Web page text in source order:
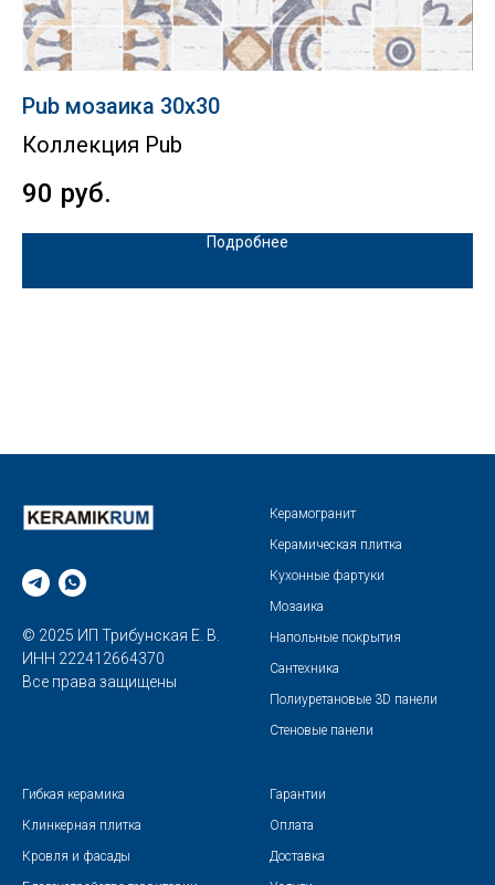
Pub мозаика 30х30
Коллекция Pub
90 руб.
Подробнее
© 2025 ИП Трибунская Е. В.
ИНН 222412664370
Все права защищены
Керамогранит
Керамическая плитка
Кухонные фартуки
Мозаика
Напольные покрытия
Сантехника
Полиуретановые 3D панели
Стеновые панели
Гибкая керамика
Клинкерная плитка
Кровля и фасады
Гарантии
Оплата
Доставка